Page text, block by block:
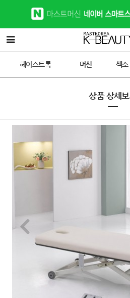
헤어스트록 머신 색소
상품 상세보